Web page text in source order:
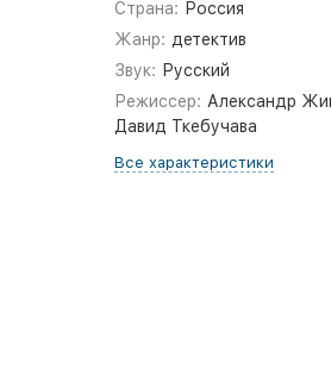
Страна: Россия
Жанр: детектив
Звук: Русский
Режиссер: Александр
Давид Ткебучава
Все характеристики